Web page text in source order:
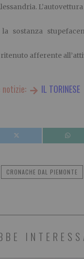
L’autovettura
la sostanza
afferente
IL TORINESE
CRONACHE DAL PIEMONTE